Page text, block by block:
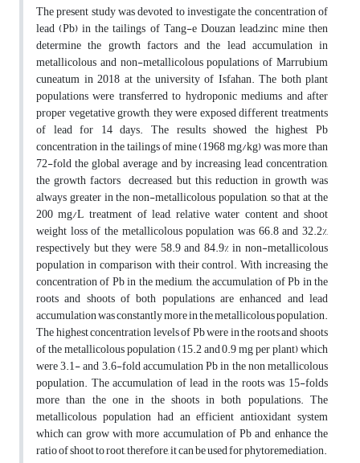
The present study was devoted to investigate the concentration of
lead (Pb) in the tailings of Tang-e Douzan lead–zinc mine then
determine the growth factors and the lead accumulation in
metallicolous and non-metallicolous populations of Marrubium
cuneatum in 2018 at the university of Isfahan. The both plant
populations were transferred to hydroponic mediums and after
proper vegetative growth, they were exposed different treatments
of lead for 14 days. The results showed the highest Pb
concentration in the tailings of mine (1968 mg/kg) was more than
72-fold the global average and by increasing lead concentration,
the growth factors decreased, but this reduction in growth was
always greater in the non-metallicolous population, so that at the
200 mg/L treatment of lead, relative water content and shoot
weight loss of the metallicolous population was 66.8 and 32.2%,
respectively but they were 58.9 and 84.9% in non-metallicolous
population in comparison with their control. With increasing the
concentration of Pb in the medium, the accumulation of Pb in the
roots and shoots of both populations are enhanced and lead
accumulation was constantly more in the metallicolous population.
The highest concentration levels of Pb were in the roots and shoots
of the metallicolous population (15.2 and 0.9 mg per plant) which
were 3.1- and 3.6-fold accumulation Pb in the non metallicolous
population. The accumulation of lead in the roots was 15-folds
more than the one in the shoots in both populations. The
metallicolous population had an efficient antioxidant system
which can grow with more accumulation of Pb and enhance the
ratio of shoot to root, therefore, it can be used for phytoremediation.